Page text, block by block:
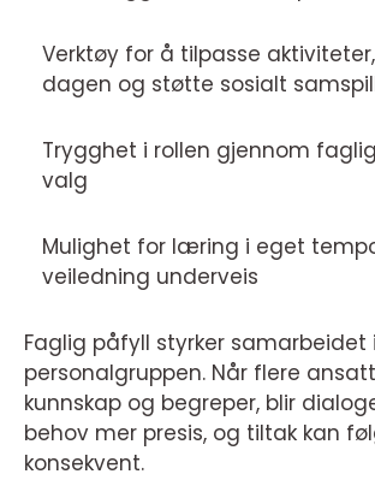
Verktøy for å tilpasse
dagen og støtte sosialt
Trygghet i rollen gjennom
valg
Mulighet for læring i eget
veiledning underveis
Faglig påfyll styrker samarbeidet i
personalgruppen. Når flere
kunnskap og begreper, blir
behov mer presis, og tiltak kan
konsekvent.